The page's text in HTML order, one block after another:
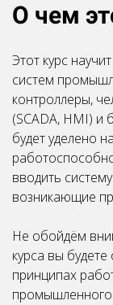
О чем
Этот курс
систем
контроллеры,
(SCADA, HMI) и
будет уделено
вводить
возникающие
Не обойдём
курса вы
принципах
промышленного